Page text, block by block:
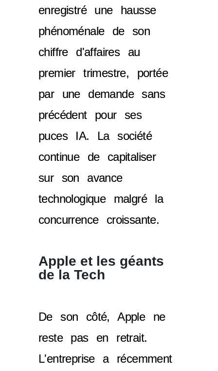
enregistré une hausse
phénoménale de son
chiffre d'affaires au
premier trimestre, portée
par une demande sans
précédent pour ses
puces IA. La société
continue de capitaliser
sur son avance
technologique malgré la
concurrence croissante.
Apple et les géants
de la Tech
De son côté, Apple ne
reste pas en retrait.
L'entreprise a récemment